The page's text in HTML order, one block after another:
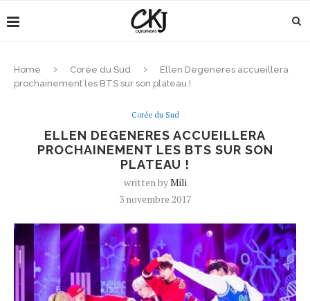
Home Corée du Sud
Ellen Degeneres accueillera
prochainement les BTS sur son plateau !
Corée du Sud
ELLEN DEGENERES ACCUEILLERA
PROCHAINEMENT LES BTS SUR SON
PLATEAU !
written byMili
3 novembre 2017